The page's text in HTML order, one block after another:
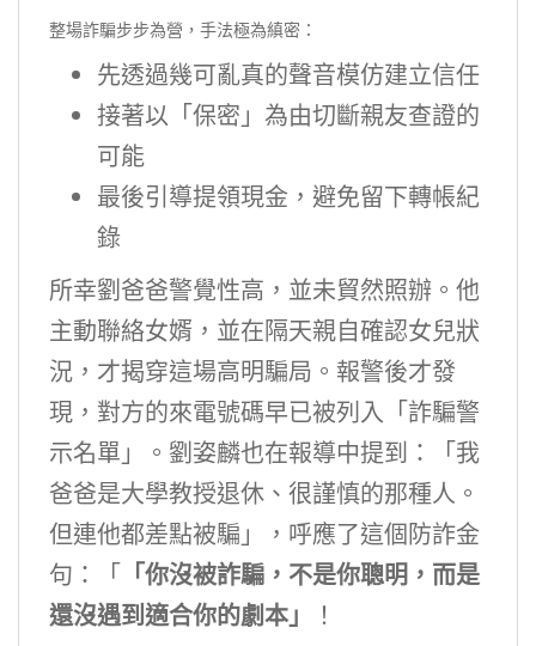
整場詐騙步步為營，手法極為縝密：
先透過幾可亂真的聲音模仿建立信任
接著以「保密」為由切斷親友查證的
可能
最後引導提領現金，避免留下轉帳紀
錄
所幸劉爸爸警覺性高，並未貿然照辦。他
主動聯絡女婿，並在隔天親自確認女兒狀
況，才揭穿這場高明騙局。報警後才發
現，對方的來電號碼早已被列入「詐騙警
示名單」。劉姿麟也在報導中提到：「我
爸爸是大學教授退休、很謹慎的那種人。
但連他都差點被騙」，呼應了這個防詐金
句：「 「你沒被詐騙，不是你聰明，而是
還沒遇到適合你的劇本」
！